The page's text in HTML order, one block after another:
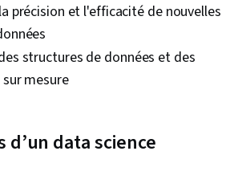
Hébergement en nuage,
en nuage, Git (système de
de version), Analyse des données,
des bases de données, Accès aux
Traitement des transactions,
précision et l'efficacité de nouvelles
structures de données et des
mesure
d’un data science